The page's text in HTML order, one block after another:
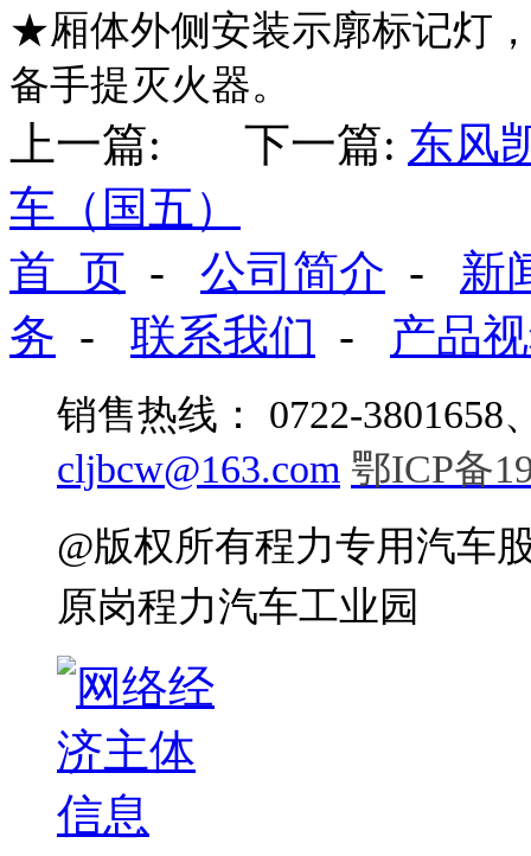
★厢体外侧安装示廓标记灯
备手提灭火器。
上一篇: 下一篇: 东风
车（国五）
首 页 - 公司简介 - 新
务 - 联系我们 - 产品
销售热线： 0722-
cljbcw@163.com 鄂ICP备
@版权所有程力专用汽车
原岗程力汽车工业园